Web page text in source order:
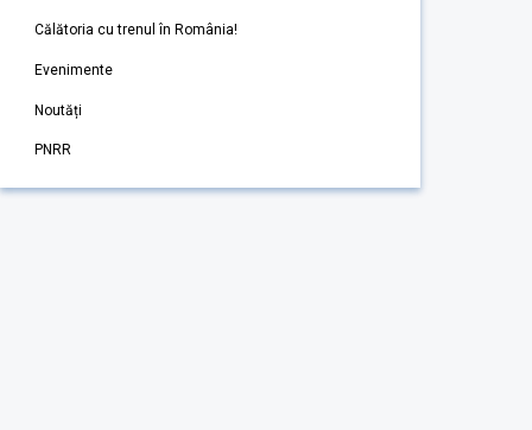
Călătoria cu trenul în România!
Evenimente
Noutăți
PNRR